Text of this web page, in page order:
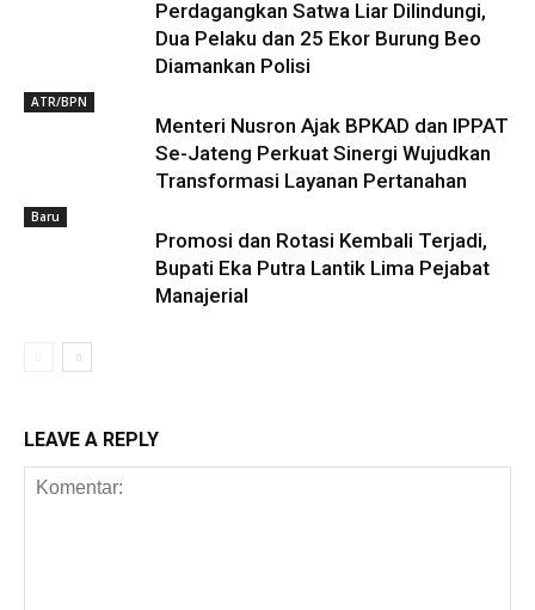
Perdagangkan Satwa Liar Dilindungi,
Dua Pelaku dan 25 Ekor Burung Beo
Diamankan Polisi
ATR/BPN
Menteri Nusron Ajak BPKAD dan IPPAT
Se-Jateng Perkuat Sinergi Wujudkan
Transformasi Layanan Pertanahan
Baru
Promosi dan Rotasi Kembali Terjadi,
Bupati Eka Putra Lantik Lima Pejabat
Manajerial
LEAVE A REPLY